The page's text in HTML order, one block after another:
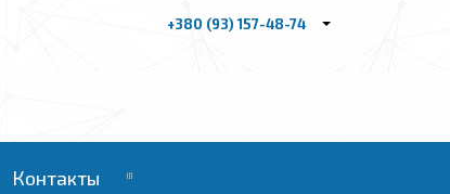
+380 (93) 157-48-74
Контакты